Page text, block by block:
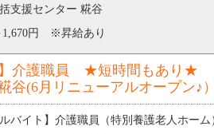
支援センター 糀谷
1,670円 ※昇給あり
】介護職員 ★短時間もあり★
谷(6月リニューアルオープン♪
ルバイト】介護職員（特別養護老人ホーム